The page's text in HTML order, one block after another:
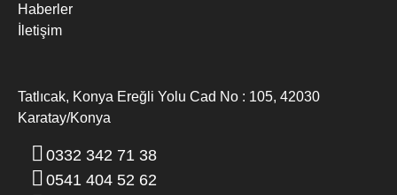
MERMER DIK EBATLAMA MAKINESI
Haberler
İletişim
Tatlıcak, Konya Ereğli Yolu Cad No : 105, 42030
Karatay/Konya
0332 342 71 38
0541 404 52 62